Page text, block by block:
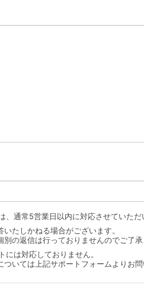
、通常5営業日以内に対応させていただ
たしかねる場合がございます。
の返信は行っておりませんのでご了承
は対応しておりません。
いては上記サポートフォームよりお問